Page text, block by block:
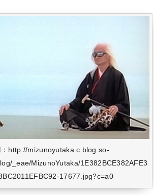
：http://mizunoyutaka.c.blog.so-
_eae/MizunoYutaka/1E382BCE382AFE3
17677.jpg?c=a0